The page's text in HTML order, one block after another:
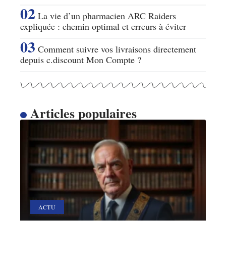
La vie d’un pharmacien ARC Raiders
expliquée : chemin optimal et erreurs à éviter
Comment suivre vos livraisons directement
depuis c.discount Mon Compte ?
Articles populaires
ACTU
Bijoux maçonniques : pour